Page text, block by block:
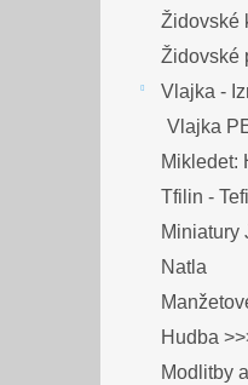
Židovské
Židovské
Vlajka -
Vlajka
Mikledet:
Tfilin -
Miniatury
Natla
Hudba
Modlitby